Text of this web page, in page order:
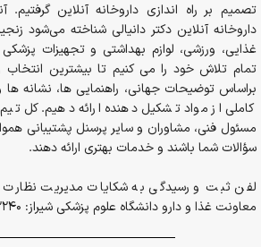
تصمیم بر راه اندازی داروخانه آنلاین گرفتیم.
داروخانه آنلاین دکتر دانیالی شناخته می‌شود
غذایی، ورزشی، لوازم بهداشتی و تجهیزات
تمام تلاش خود را می کنیم تا بیشترین
براساس توضیحات جهانی، راهنمایی ها، نشانه
کاملی از مواد تشکیل دهنده ارائه دهیم. کل
مسئول فنی، مشاوران و سایر پرسنل پشتیبانی
سؤالات شما باشند و خدمات بهتری ارائه دهند.
لفن ثبت و رسیدگی به شکایات مدیریت نظارت
معاونت غذا و دارو دانشگاه علوم پزشکی شیراز: 0712122240 و 1819